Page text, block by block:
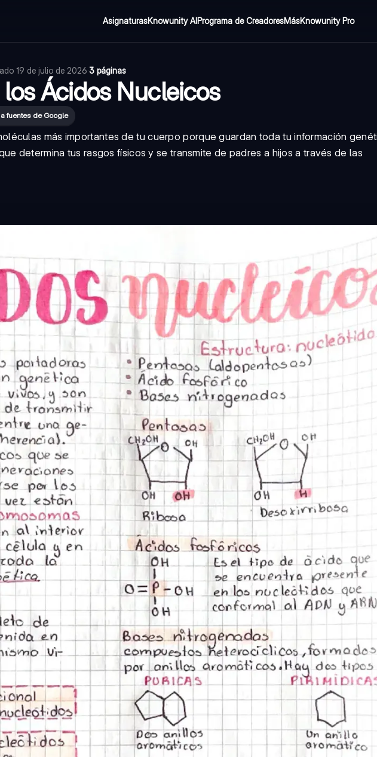
AsignaturasKnowunity AIPrograma de CreadoresMásKnowunity Pro
19 de julio de 2026·3 páginas
Ácidos Nucleicos
fuentes de Google
más importantes de tu cuerpo porque guardan toda tu información
determina tus rasgos físicos y se transmite de padres a hijos a través de las